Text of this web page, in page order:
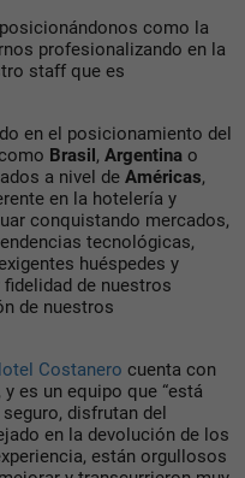
como la
profesionalizando en la
staff que es
en el posicionamiento del
Brasil, Argentina o
a nivel de Américas,
en la hotelería y
conquistando mercados,
tecnológicas,
huéspedes y
de nuestros
de nuestros
Costanero cuenta con
es un equipo que “está
disfrutan del
en la devolución de los
están orgullosos